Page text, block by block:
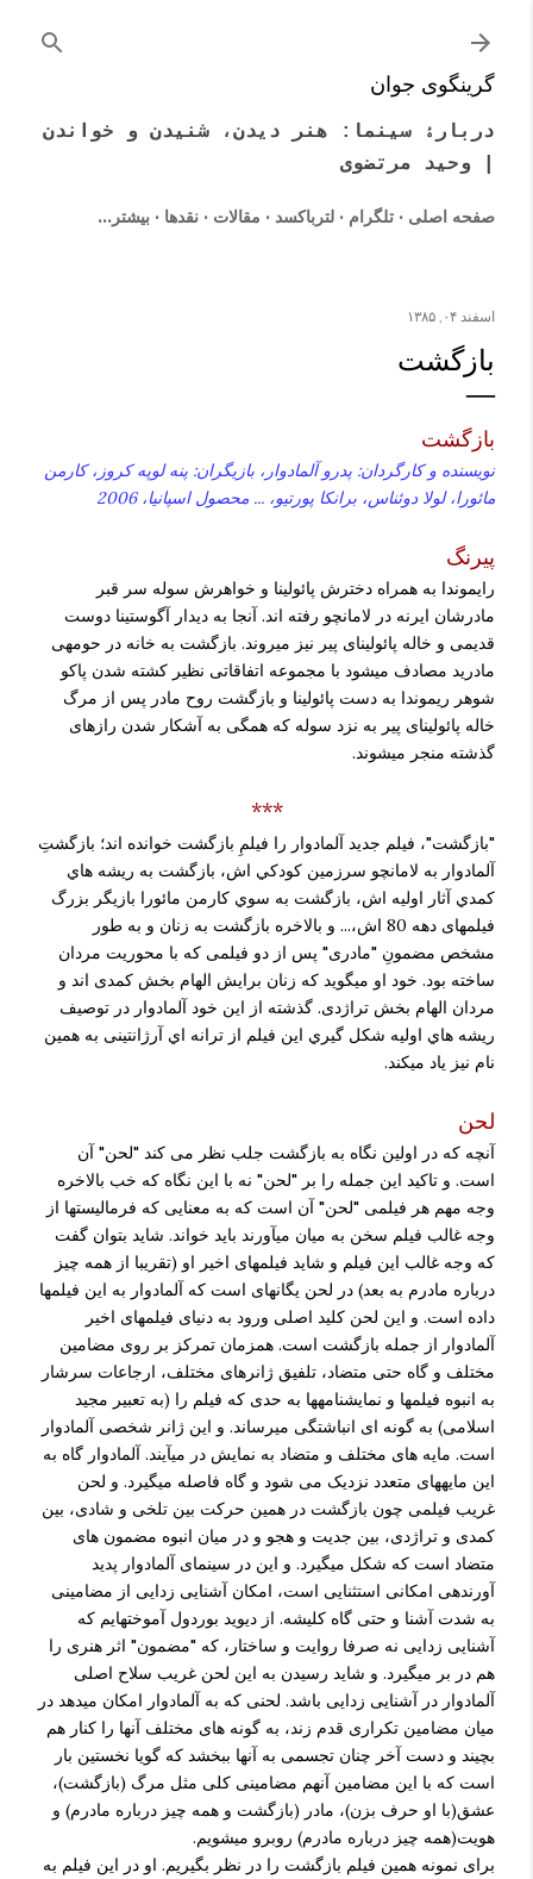
گرینگوی جوان
دربارۀ سینما: هنر دیدن، شنیدن و خواندن
| وحید مرتضوی
صفحه اصلی تلگرام لترباکسد مقالات نقدها ‏بیشتر…
اسفند ۰۴, ۱۳۸۵
بازگشت
بازگشت
نویسنده و کارگردان: پدرو آلمادوار، بازیگران: پنه لوپه کروز، کارمن
مائورا، لولا دوئناس، برانکا پورتیو، ... محصول اسپانیا، 2006
پیرنگ
رایموندا به همراه دخترش پائولینا و خواهرش سوله سر قبر
مادرشان ایرنه در لامانچو رفته اند. آنجا به دیدار آگوستینا دوست
قدیمی و خاله پائولینای پیر نیز می­روند. بازگشت به خانه در حومه­ی
مادرید مصادف می­شود با مجموعه اتفاقاتی نظیر کشته شدن پاکو
شوهر ریموندا به دست پائولینا و بازگشت روح مادر پس از مرگ
خاله پائولینای پیر به نزد سوله که همگی به آشکار شدن رازهای
گذشته منجر می­شوند.
***
"بازگشت"، فيلم جديد آلمادوار را فيلمِ بازگشت خوانده اند؛ بازگشتِ
آلمادوار به لامانچو سرزمين كودكي اش، بازگشت به ريشه هاي
كمدي آثار اوليه اش، بازگشت به سوي کارمن مائورا بازيگر بزرگ
فیلمهای دهه 80 اش،... و بالاخره بازگشت به زنان و به طور
مشخص مضمونِ "مادری" پس از دو فیلمی که با محوریت مردان
ساخته بود. خود او می­گوید که زنان برایش الهام بخش کمدی اند و
مردان الهام بخش تراژدی. گذشته از اين خود آلمادوار در توصیف
ريشه هاي اوليه شكل گيري اين فيلم از ترانه اي آرژانتینی به همین
نام نیز یاد می­کند.
لحن
آنچه که در اولین نگاه به بازگشت جلب نظر می کند "لحن" آن
است. و تاکید این جمله را بر "لحن" نه با این نگاه که خب بالاخره
وجه مهم هر فیلمی "لحن" آن است که به معنایی که فرمالیستها از
وجه غالب فیلم سخن به میان می­آورند باید خواند. شاید بتوان گفت
که وجه غالب این فیلم و شاید فیلمهای اخیر او (تقریبا از همه چیز
درباره مادرم به بعد) در لحن یگانه­ای است که آلمادوار به این فیلمها
داده است. و این لحن کلید اصلی ورود به دنیای فیلمهای اخیر
آلمادوار از جمله بازگشت است. همزمان تمرکز بر روی مضامین
مختلف و گاه حتی متضاد، تلفیق ژانرهای مختلف، ارجاعات سرشار
به انبوه فیلمها و نمایشنامه­ها به حدی که فیلم را (به تعبیر مجید
اسلامی) به گونه ای انباشتگی می­رساند. و این ژانر شخصی آلمادوار
است. مایه های مختلف و متضاد به نمایش در می­آیند. آلمادوار گاه به
این مایه­های متعدد نزدیک می شود و گاه فاصله می­گیرد. و لحن
غریب فیلمی چون بازگشت در همین حرکت بین تلخی و شادی، بین
کمدی و تراژدی، بین جدیت و هجو و در میان انبوه مضمون های
متضاد است که شکل می­گیرد. و این در سینمای آلمادوار پدید
آورنده­ی امکانی استثنایی است، امکان آشنایی زدایی از مضامینی
به شدت آشنا و حتی گاه کلیشه. از دیوید بوردول آموخته­ایم که
آشنایی زدایی نه صرفا روایت و ساختار، که "مضمون" اثر هنری را
هم در بر می­گیرد. و شاید رسیدن به این لحن غریب سلاح اصلی
آلمادوار در آشنایی زدایی باشد. لحنی که به آلمادوار امکان می­دهد در
میان مضامین تکراری قدم زند، به گونه های مختلف آنها را کنار هم
بچیند و دست آخر چنان تجسمی به آنها ببخشد که گویا نخستین بار
است که با این مضامین آنهم مضامینی کلی مثل مرگ (بازگشت)،
عشق(با او حرف بزن)، مادر (بازگشت و همه چیز درباره مادرم) و
هویت(همه چیز درباره مادرم) روبرو می­شویم.
برای نمونه همین فیلم بازگشت را در نظر بگیریم. او در این فیلم به